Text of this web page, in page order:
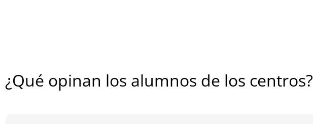
¿Qué opinan los alumnos de los centros?